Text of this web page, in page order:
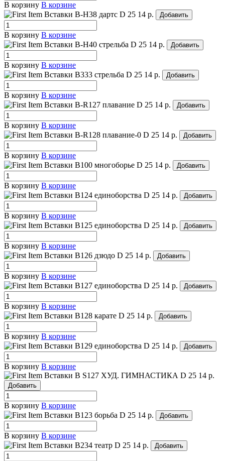
В корзину В корзине
Вставки B-H38 дартс D 25 14 р. Добавить
В корзину В корзине
Вставки B-H40 стрельба D 25 14 р. Добавить
В корзину В корзине
Вставки B333 стрельба D 25 14 р. Добавить
В корзину В корзине
Вставки B-R127 плавание D 25 14 р. Добавить
В корзину В корзине
Вставки B-R128 плавание-0 D 25 14 р. Добавить
В корзину В корзине
Вставки B100 многоборье D 25 14 р. Добавить
В корзину В корзине
Вставки B124 единоборства D 25 14 р. Добавить
В корзину В корзине
Вставки B125 единоборства D 25 14 р. Добавить
В корзину В корзине
Вставки B126 дзюдо D 25 14 р. Добавить
В корзину В корзине
Вставки B127 единоборства D 25 14 р. Добавить
В корзину В корзине
Вставки B128 карате D 25 14 р. Добавить
В корзину В корзине
Вставки B129 единоборства D 25 14 р. Добавить
В корзину В корзине
Вставки B S127 ХУД. ГИМНАСТИКА D 25 14 р.
Добавить
В корзину В корзине
Вставки B123 борьба D 25 14 р. Добавить
В корзину В корзине
Вставки B234 театр D 25 14 р. Добавить